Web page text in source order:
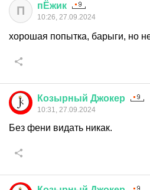
П пЁжик
10:26, 27.09.2024
хорошая попытка, барыги, но
Козырный Джокер
10:31, 27.09.2024
Без фени видать никак.